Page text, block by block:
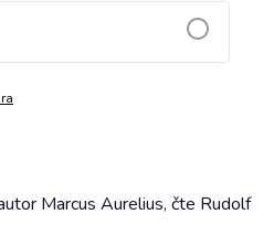
košíku
Marcus Aurelius, čte Rudolf